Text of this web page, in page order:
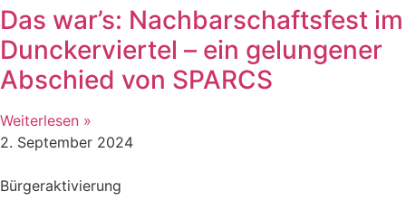
Das war’s: Nachbarschaftsfest im
Dunckerviertel – ein gelungener
Abschied von SPARCS
Weiterlesen »
2. September 2024
Bürgeraktivierung